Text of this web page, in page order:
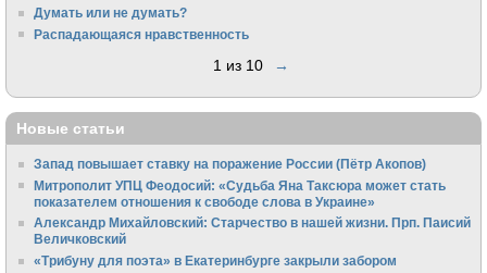
Думать или не думать?
Распадающаяся нравственность
1 из 10 →
Новые статьи
Запад повышает ставку на поражение России (Пётр Акопов)
Митрополит УПЦ Феодосий: «Судьба Яна Таксюра может стать
показателем отношения к свободе слова в Украине»
Алек­сандр Михайловский: Старчество в нашей жизни. Прп. Паисий
Величковский
«Трибуну для поэта» в Екатеринбурге закрыли забором